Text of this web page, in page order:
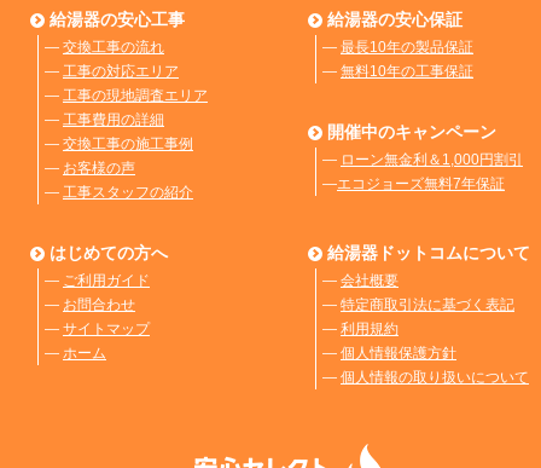
給湯器の安心工事
― 交換工事の流れ
― 工事の対応エリア
― 工事の現地調査エリア
― 工事費用の詳細
― 交換工事の施工事例
― お客様の声
― 工事スタッフの紹介
給湯器の安心保証
― 最長10年の製品保証
― 無料10年の工事保証
開催中のキャンペーン
― ローン無金利＆1,000円割引
―エコジョーズ無料7年保証
はじめての方へ
― ご利用ガイド
― お問合わせ
― サイトマップ
― ホーム
給湯器ドットコムについて
― 会社概要
― 特定商取引法に基づく表記
― 利用規約
― 個人情報保護方針
― 個人情報の取り扱いについて